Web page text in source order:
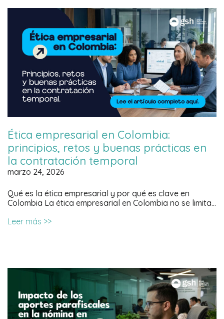
Ética empresarial en Colombia:
principios, retos y buenas prácticas en
la contratación temporal
marzo 24, 2026
Qué es la ética empresarial y por qué es clave en
Colombia La ética empresarial en Colombia no se limita…
Leer más >>